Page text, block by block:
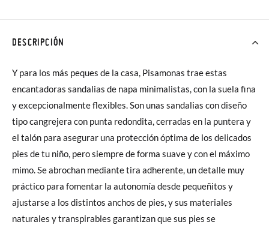
DESCRIPCIÓN
Y para los más peques de la casa, Pisamonas trae estas
encantadoras sandalias de napa minimalistas, con la suela fina
y excepcionalmente flexibles. Son unas sandalias con diseño
tipo cangrejera con punta redondita, cerradas en la puntera y
el talón para asegurar una protección óptima de los delicados
pies de tu niño, pero siempre de forma suave y con el máximo
mimo. Se abrochan mediante tira adherente, un detalle muy
práctico para fomentar la autonomía desde pequeñitos y
ajustarse a los distintos anchos de pies, y sus materiales
naturales y transpirables garantizan que sus pies se